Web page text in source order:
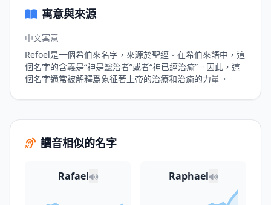
寓意與來源
中文寓意
Refoel是一個希伯來名字，來源於聖經。在希伯來語中，這
個名字的含義是“神是毉治者”或者“神已經治瘉”。因此，這
個名字通常被解釋爲象征著上帝的治療和治瘉的力量。
讀音相似的名字
Rafael Raphael